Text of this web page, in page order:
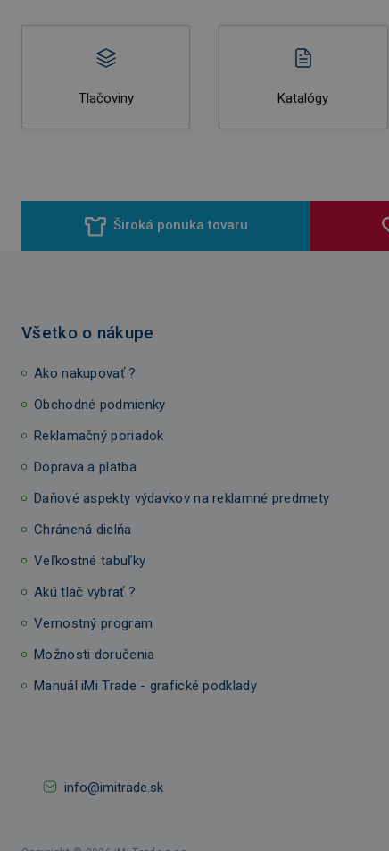
Tlačoviny Katalógy
Široká ponuka tovaru
Všetko o nákupe
Ako nakupovať ?
Obchodné podmienky
Reklamačný poriadok
Doprava a platba
Daňové aspekty výdavkov na reklamné predmety
Chránená dielňa
Veľkostné tabuľky
Akú tlač vybrať ?
Vernostný program
Možnosti doručenia
Manuál iMi Trade - grafické podklady
info@imitrade.sk